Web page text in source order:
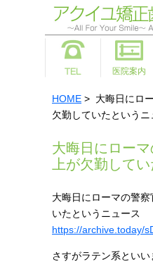
医院案内
HOME > 大晦日にロ
欠勤していたというニ
大晦日にロー
上が欠勤して
大晦日にローマの警
いたというニュース
https://archive.today/
さすがラテン系とい